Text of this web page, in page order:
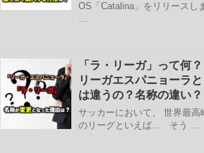
OS「Catalina」をリリースし
…
「ラ・リーガ」って何？
リーガエスパニョーラと
は違うの？名称の違い？
サッカーにおいて、 世界最高
のリーグといえば… そう …